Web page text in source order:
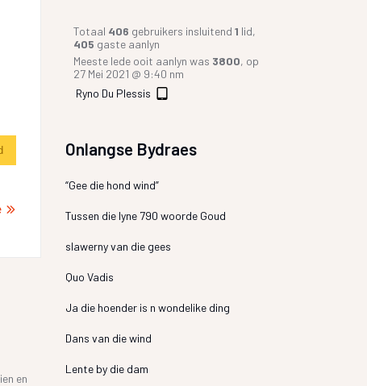
en
Totaal 406 gebruikers insluitend 1 lid,
405 gaste aanlyn
Meeste lede ooit aanlyn was 3800, op
27 Mei 2021 @ 9:40 nm
Ryno Du Plessis
Onlangse Bydraes
“Gee die hond wind”
Tussen die lyne 790 woorde Goud
slawerny van die gees
Quo Vadis
Ja die hoender is n wondelike ding
Dans van die wind
Lente by die dam